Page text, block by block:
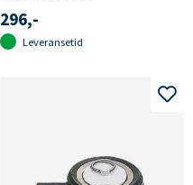
296,-
Leveransetid